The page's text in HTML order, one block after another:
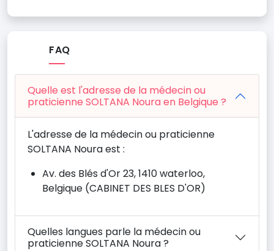
FAQ
Quelle est l'adresse de la médecin ou
praticienne SOLTANA Noura en Belgique ?
L'adresse de la médecin ou praticienne
SOLTANA Noura est :
Av. des Blés d'Or 23, 1410 waterloo,
Belgique (CABINET DES BLES D'OR)
Quelles langues parle la médecin ou
praticienne SOLTANA Noura ?